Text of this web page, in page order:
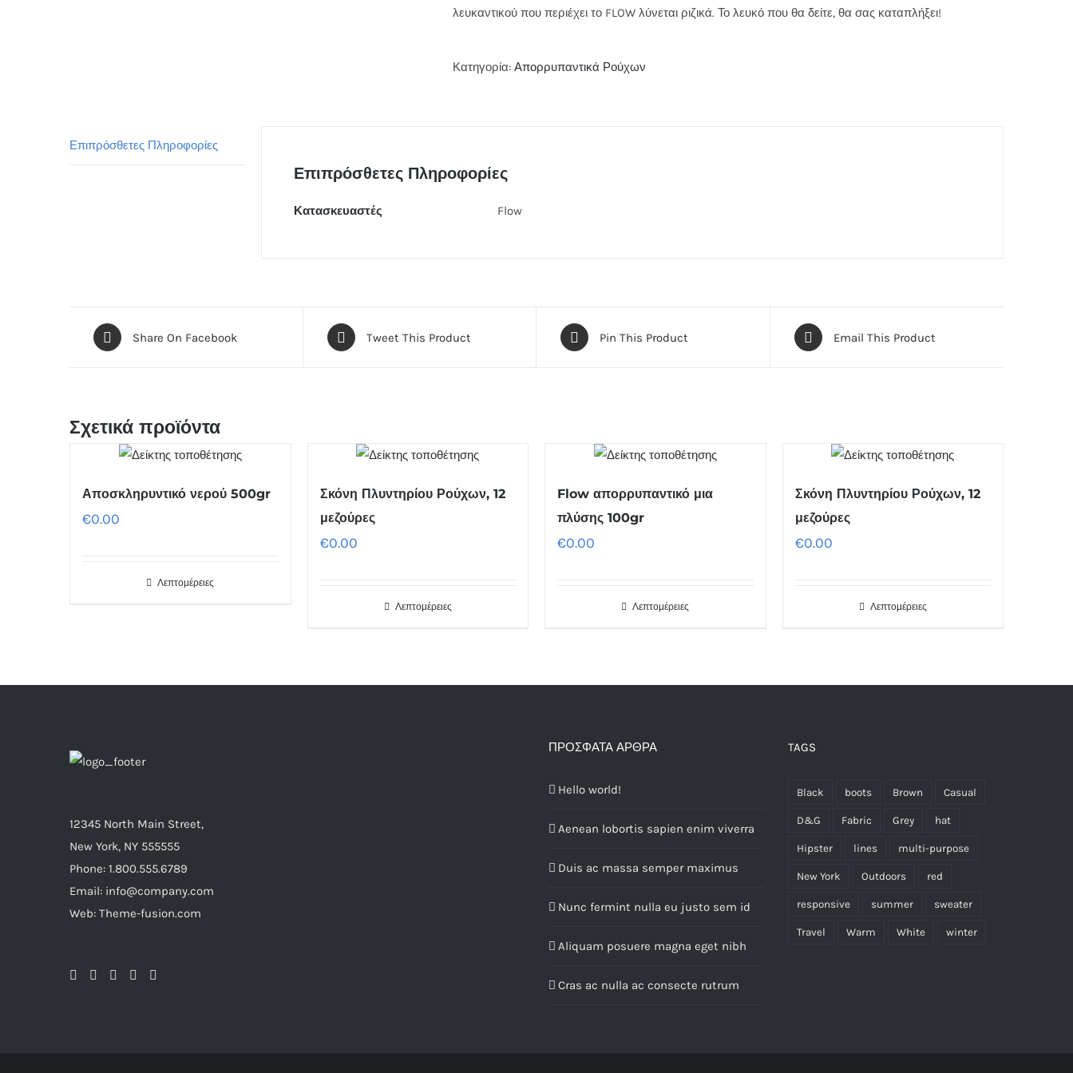
λευκαντικού που περιέχει το FLOW λύνεται ριζικά. Το λευκό που θα δείτε, θα σας καταπλήξει!
Κατηγορία: Απορρυπαντικά Ρούχων
Επιπρόσθετες Πληροφορίες
Επιπρόσθετες Πληροφορίες
Κατασκευαστές Flow
Share On Facebook Tweet This Product Pin This Product Email This Product
Σχετικά προϊόντα
Αποσκληρυντικό νερού 500gr
€0.00
Λεπτομέρειες
Σκόνη Πλυντηρίου Ρούχων, 12
μεζούρες
€0.00
Λεπτομέρειες
Flow απορρυπαντικό μια
πλύσης 100gr
€0.00
Λεπτομέρειες
Σκόνη Πλυντηρίου Ρούχων, 12
μεζούρες
€0.00
Λεπτομέρειες
12345 North Main Street,
New York, NY 555555
Phone: 1.800.555.6789
Email: info@company.com
Web: Theme-fusion.com
ΠΡΌΣΦΑΤΑ ΆΡΘΡΑ
Hello world!
Aenean lobortis sapien enim viverra
Duis ac massa semper maximus
Nunc fermint nulla eu justo sem id
Aliquam posuere magna eget nibh
Cras ac nulla ac consecte rutrum
TAGS
Black boots Brown Casual
D&G Fabric Grey hat
Hipster lines multi-purpose
New York Outdoors red
responsive summer sweater
Travel Warm White winter